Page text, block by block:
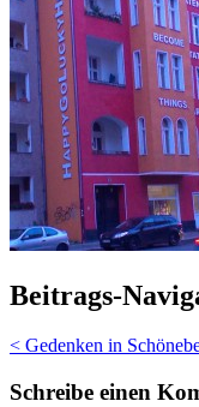
Beitrags-
< Gedenken in
Schreibe einen